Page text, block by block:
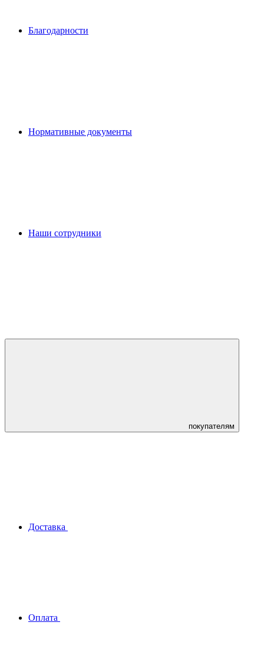
Благодарности
Нормативные документы
Наши сотрудники
покупателям
Доставка
Оплата